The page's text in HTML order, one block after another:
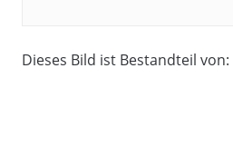
Dieses Bild ist Bestandteil von: